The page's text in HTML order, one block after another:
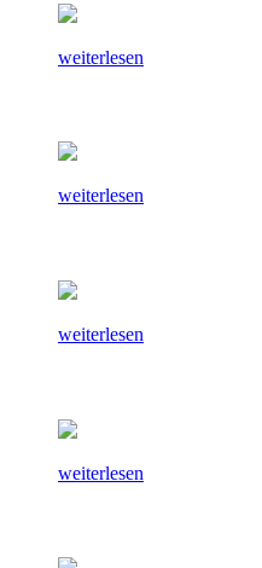
weiterlesen
weiterlesen
weiterlesen
weiterlesen